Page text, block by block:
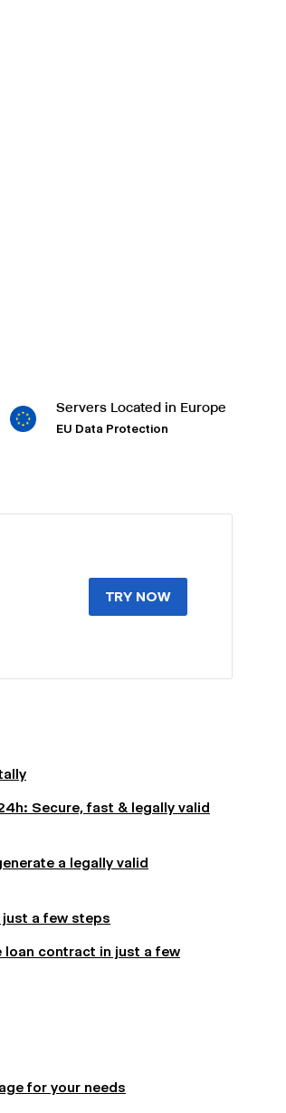
Servers Located in Europe
EU Data Protection
TRY NOW
Secure, fast & legally valid
a legally valid
just a few steps
loan contract in just a few
for your needs